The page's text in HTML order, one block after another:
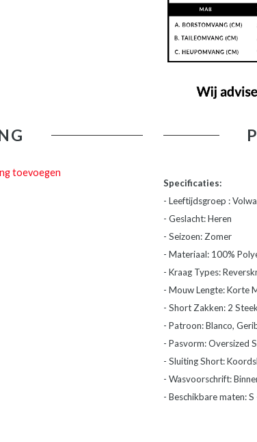
toevoegen
Specificaties:
- Leeftijdsgroep :
- Geslacht: Heren
- Seizoen: Zomer
- Materiaal: 100%
- Kraag Types:
- Mouw Lengte: Korte
- Short Zakken: 2
- Patroon: Blanco,
- Pasvorm: Oversized
- Sluiting Short:
- Wasvoorschrift:
- Beschikbare maten: S